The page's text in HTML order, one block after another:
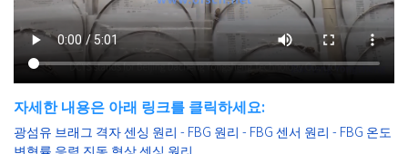
자세한 내용은 아래 링크를 클릭하세요:
광섬유 브래그 격자 센싱 원리 - FBG 원리 - FBG 센서 원리 - FBG 온도